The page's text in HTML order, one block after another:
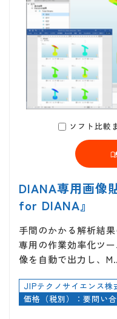
ソフト比較
DIANA専用画像
for DIANA』
手間のかかる解析結
専用の作業効率化ツ
像を自動で出力し、
JIPテクノサイエンス株
価格（税別）：要問い